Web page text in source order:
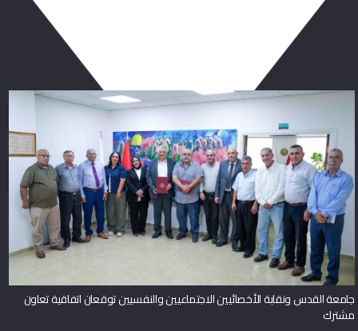
جامعة القدس ونقابة الأخصائيين الاجتماعيين والنفسيين توقعان اتفاقية تعاون
مشترك